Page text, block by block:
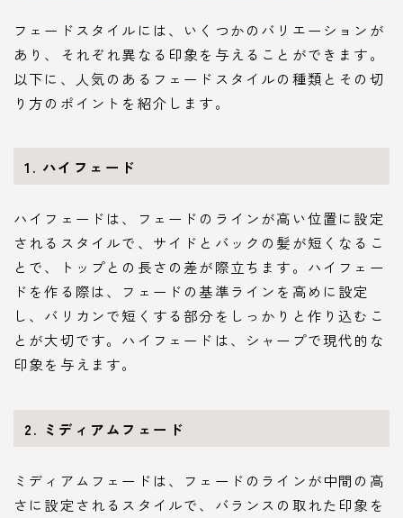
フェードスタイルには、いくつかのバリエーションが
あり、それぞれ異なる印象を与えることができます。
以下に、人気のあるフェードスタイルの種類とその切
り方のポイントを紹介します。
1. ハイフェード
ハイフェードは、フェードのラインが高い位置に設定
されるスタイルで、サイドとバックの髪が短くなるこ
とで、トップとの長さの差が際立ちます。ハイフェー
ドを作る際は、フェードの基準ラインを高めに設定
し、バリカンで短くする部分をしっかりと作り込むこ
とが大切です。ハイフェードは、シャープで現代的な
印象を与えます。
2. ミディアムフェード
ミディアムフェードは、フェードのラインが中間の高
さに設定されるスタイルで、バランスの取れた印象を